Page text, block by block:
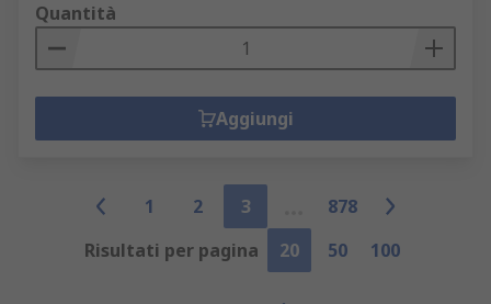
Quantità
Aggiungi
1 2 3
878
Risultati per pagina
20 50 100